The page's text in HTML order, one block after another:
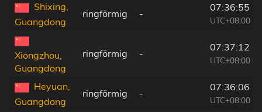
Shixing,
Guangdong
ringförmig -
07:36:55
UTC+08:00
Xiongzhou,
Guangdong
ringförmig -
07:37:12
UTC+08:00
Heyuan,
Guangdong
ringförmig -
07:36:06
UTC+08:00